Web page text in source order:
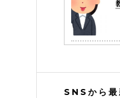
SNSから最